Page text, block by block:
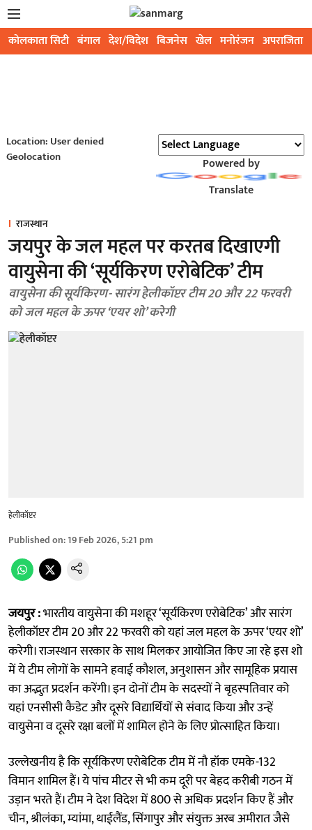
कोलकाता सिटी बंगाल देश/विदेश बिजनेस खेल मनोरंजन अपराजिता
Location: User denied
Geolocation
Powered by
Translate
राजस्थान
जयपुर के जल महल पर करतब दिखाएगी
वायुसेना की ‘सूर्यकिरण एरोबेटिक’ टीम
वायुसेना की सूर्यकिरण- सारंग हेलीकॉप्टर टीम 20 और 22 फरवरी
को जल महल के ऊपर ‘एयर शो’ करेगी
हेलीकॉप्टर
Published on:19 Feb 2026, 5:21 pm
जयपुर :भारतीय वायुसेना की मशहूर ‘सूर्यकिरण एरोबेटिक’ और सारंग
हेलीकॉप्टर टीम 20 और 22 फरवरी को यहां जल महल के ऊपर ‘एयर शो’
करेगी। राजस्थान सरकार के साथ मिलकर आयोजित किए जा रहे इस शो
में ये टीम लोगों के सामने हवाई कौशल, अनुशासन और सामूहिक प्रयास
का अद्भुत प्रदर्शन करेंगी। इन दोनों टीम के सदस्यों ने बृहस्पतिवार को
यहां एनसीसी कैडेट और दूसरे विद्यार्थियों से संवाद किया और उन्हें
वायुसेना व दूसरे रक्षा बलों में शामिल होने के लिए प्रोत्साहित किया।
उल्लेखनीय है कि सूर्यकिरण एरोबेटिक टीम में नौ हॉक एमके-132
विमान शामिल हैं। ये पांच मीटर से भी कम दूरी पर बेहद करीबी गठन में
उड़ान भरते हैं। टीम ने देश विदेश में 800 से अधिक प्रदर्शन किए हैं और
चीन, श्रीलंका, म्यांमा, थाईलैंड, सिंगापुर और संयुक्त अरब अमीरात जैसे